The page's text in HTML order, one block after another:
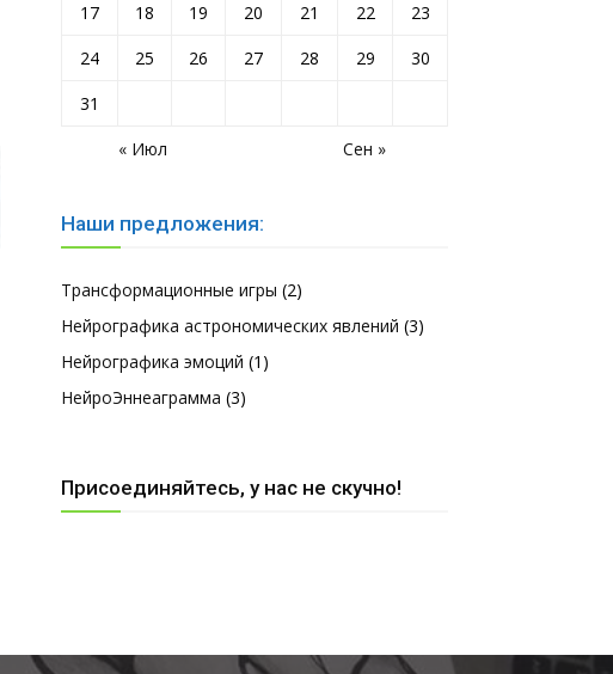
17
18 19 20 21 22
23
24
25 26 27 28 29
30
31
« Июл
Сен »
Наши предложения:
Трансформационные игры (2)
Нейрографика астрономических явлений (3)
Нейрографика эмоций (1)
НейроЭннеаграмма (3)
Присоединяйтесь, у нас не скучно!